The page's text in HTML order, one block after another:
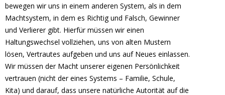
bewegen wir uns in einem anderen System, als in dem
Machtsystem, in dem es Richtig und Falsch, Gewinner
und Verlierer gibt. Hierfür müssen wir einen
Haltungswechsel vollziehen, uns von alten Mustern
lösen, Vertrautes aufgeben und uns auf Neues einlassen.
Wir müssen der Macht unserer eigenen Persönlichkeit
vertrauen (nicht der eines Systems – Familie, Schule,
Kita) und darauf, dass unsere natürliche Autorität auf die